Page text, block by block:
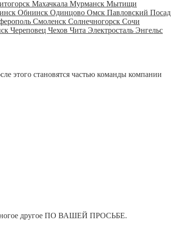
Махачкала Мурманск Мытищи
Обнинск Одинцово Омск Павловский Посад
Смоленск Солнечногорск Сочи
Череповец Чехов Чита Электросталь Энгельс
этого становятся частью команды компании
многое другое ПО ВАШЕЙ ПРОСЬБЕ.